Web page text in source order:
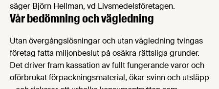
säger Björn Hellman, vd Livsmedelsföretagen.
Vår bedömning och vägledning
Utan övergångslösningar och utan vägledning tvingas
företag fatta miljonbeslut på osäkra rättsliga grunder.
Det driver fram kassation av fullt fungerande varor och
oförbrukat förpackningsmaterial, ökar svinn och utsläpp